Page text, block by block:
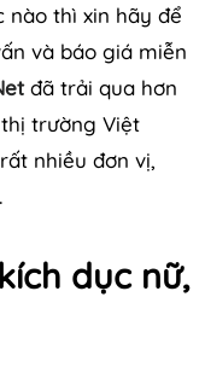
nào thì xin hãy để
và báo giá miễn
đã trải qua hơn
trường Việt
nhiều đơn vị,
dục nữ,